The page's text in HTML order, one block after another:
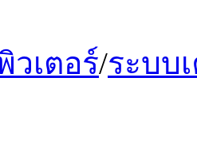
วเตอร์/ระบบ